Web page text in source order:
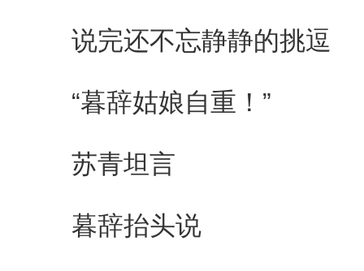
说完还不忘静静的挑逗
“暮辞姑娘自重！”
苏青坦言
暮辞抬头说